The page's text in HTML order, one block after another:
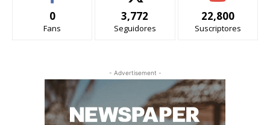
0
Fans
3,772
Seguidores
22,800
Suscriptores
- Advertisement -